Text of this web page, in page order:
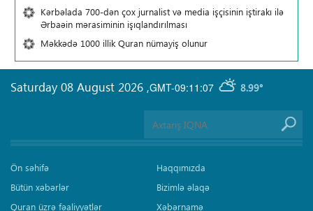
Kərbəlada 700-dən çox jurnalist və media işçisinin iştirakı ilə
Ərbaəin mərasiminin işıqlandırılması
Məkkədə 1000 illik Quran nümayiş olunur
GMT-09:11:07 8.99°
Saturday 08 August 2026 ,
Ön səhifə
Bütün xəbərlər
Quran üzrə fəaliyyətlər
Haqqımızda
Bizimlə əlaqə
Xəbərnamə